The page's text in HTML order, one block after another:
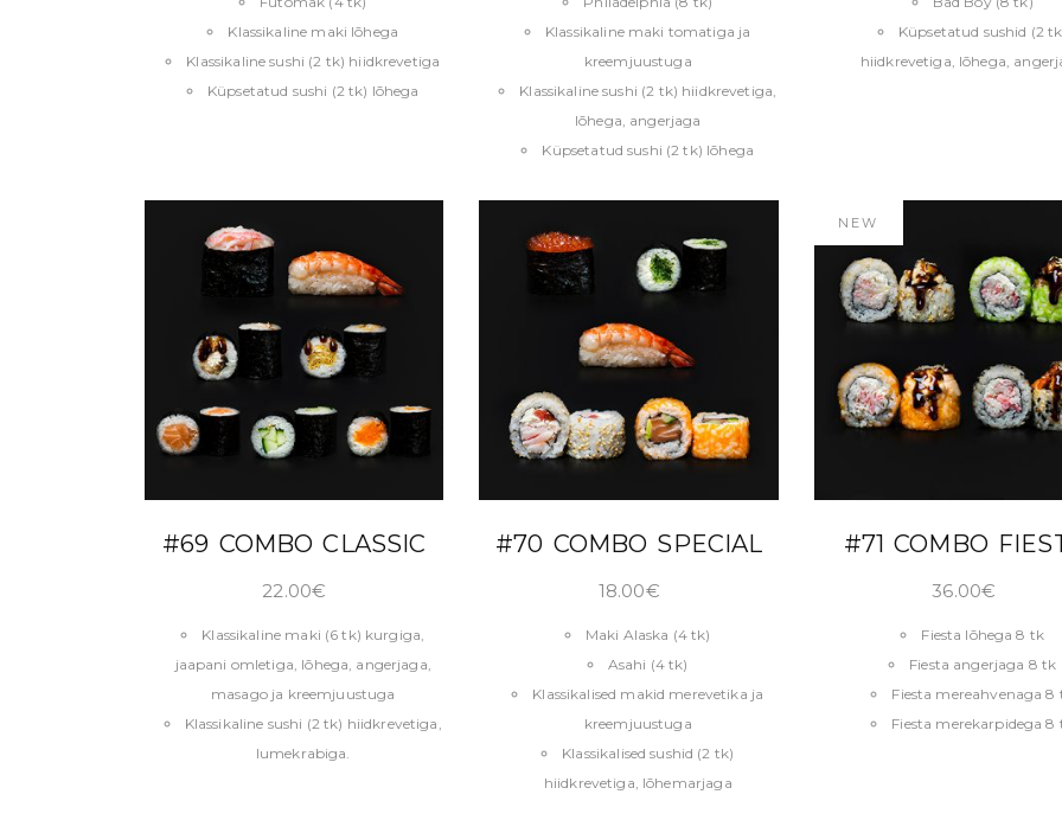
Klassikaline maki lõhega
Klassikaline sushi (2 tk) hiidkrevetiga
Küpsetatud sushi (2 tk) lõhega
Klassikaline maki tomatiga ja
kreemjuustuga
Klassikaline sushi (2 tk) hiidkrevetiga,
lõhega, angerjaga
Küpsetatud sushi (2 tk) lõhega
Küpsetatud sushid (2
hiidkrevetiga, lõhega,
#69 COMBO CLASSIC
22.00€
Klassikaline maki (6 tk) kurgiga,
jaapani omletiga, lõhega, angerjaga,
masago ja kreemjuustuga
Klassikaline sushi (2 tk) hiidkrevetiga,
lumekrabiga.
#70 COMBO SPECIAL
18.00€
Maki Alaska (4 tk)
Asahi (4 tk)
Klassikalised makid merevetika ja
kreemjuustuga
Klassikalised sushid (2 tk)
hiidkrevetiga, lõhemarjaga
NEW
#71 COMBO
36.00€
Fiesta lõhega 8 tk
Fiesta angerjaga 8 tk
Fiesta mereahvenaga 8
Fiesta merekarpidega 8